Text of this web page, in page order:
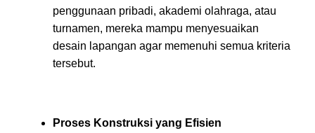
penggunaan pribadi, akademi olahraga, atau
turnamen, mereka mampu menyesuaikan
desain lapangan agar memenuhi semua kriteria
tersebut.
Proses Konstruksi yang Efisien